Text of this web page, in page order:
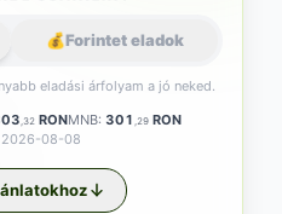
,32 RONMNB: 301 ,29 RON
2026-08-08
💰Forintet eladok
eladási árfolyam a jó neked.